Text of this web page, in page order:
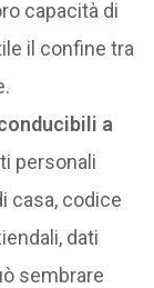
capacità di
il confine tra
a
personali
casa, codice
dati
sembrare